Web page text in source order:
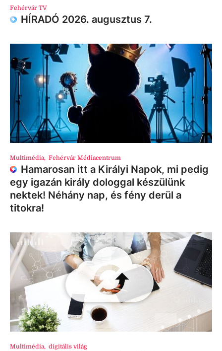
Fehérvár TV
HÍRADÓ 2026. augusztus 7.
Multimédia, Fehérvár Médiacentrum
Hamarosan itt a Királyi Napok, mi pedig
egy igazán király dologgal készülünk
nektek! Néhány nap, és fény derül a
titokra!
Multimédia, digitális világ